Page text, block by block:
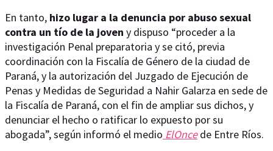
En tanto, hizo lugar a la denuncia por abuso sexual
contra un tío de la joven y dispuso “proceder a la
investigación Penal preparatoria y se citó, previa
coordinación con la Fiscalía de Género de la ciudad de
Paraná, y la autorización del Juzgado de Ejecución de
Penas y Medidas de Seguridad a Nahir Galarza en sede de
la Fiscalía de Paraná, con el fin de ampliar sus dichos, y
denunciar el hecho o ratificar lo expuesto por su
abogada”, según informó el medio ElOnce de Entre Ríos.